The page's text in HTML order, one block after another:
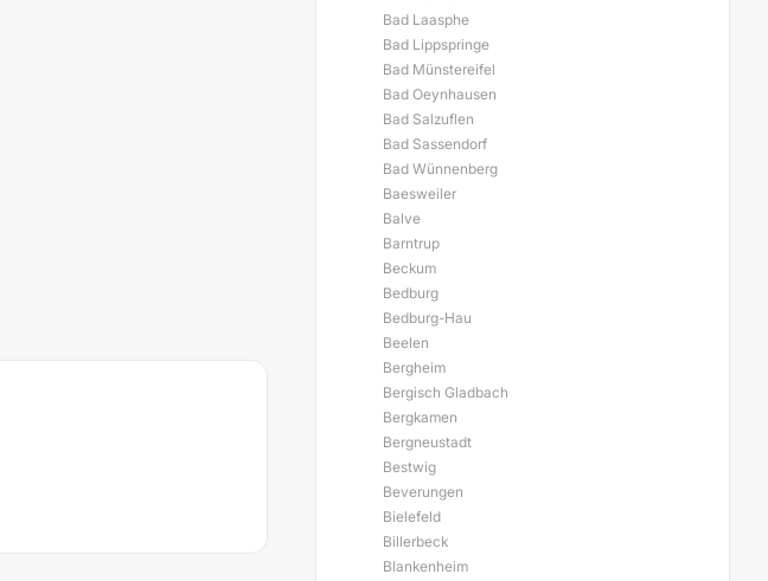
Bad Laasphe
Bad Lippspringe
Bad Münstereifel
Bad Oeynhausen
Bad Salzuflen
Bad Sassendorf
Bad Wünnenberg
Baesweiler
Balve
Barntrup
Beckum
Bedburg
Bedburg-Hau
Beelen
Bergheim
Bergisch Gladbach
Bergkamen
Bergneustadt
Bestwig
Beverungen
Bielefeld
Billerbeck
Blankenheim